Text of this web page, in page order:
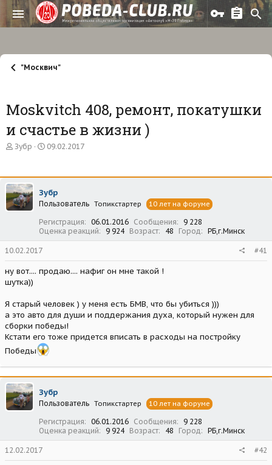
"Москвич"
Moskvitch 408, ремонт, покатушки
и счастье в жизни )
А
о
р
т
е
Зубр
Д
а
а
ч
л
а
09.02.2017
Зубр
Пользователь Топикстартер 10 лет на форуме
Регистрация 06.01.2016 Сообщения
9 228
Оценка реакций
9 924 Возраст 48 Город РБ,г.Минск
10.02.2017 #41
ну вот.... продаю.... нафиг он мне такой !
шутка))
Я старый человек ) у меня есть БМВ, что бы убиться )))
а это авто для души и поддержания духа, который нужен для
сборки победы!
Кстати его тоже придется вписать в расходы на постройку
Победы
Зубр
Пользователь Топикстартер 10 лет на форуме
Регистрация 06.01.2016 Сообщения
9 228
Оценка реакций
9 924 Возраст 48 Город РБ,г.Минск
12.02.2017 #42